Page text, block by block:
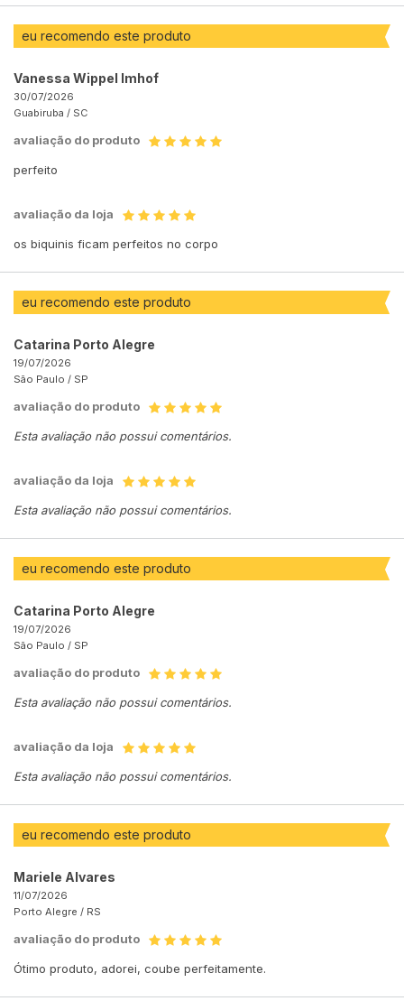
eu recomendo este produto
Vanessa Wippel Imhof
30/07/2026
Guabiruba / SC
avaliação do produto
perfeito
avaliação da loja
os biquinis ficam perfeitos no corpo
eu recomendo este produto
Catarina Porto Alegre
19/07/2026
São Paulo / SP
avaliação do produto
Esta avaliação não possui comentários.
avaliação da loja
Esta avaliação não possui comentários.
eu recomendo este produto
Catarina Porto Alegre
19/07/2026
São Paulo / SP
avaliação do produto
Esta avaliação não possui comentários.
avaliação da loja
Esta avaliação não possui comentários.
eu recomendo este produto
Mariele Alvares
11/07/2026
Porto Alegre / RS
avaliação do produto
Ótimo produto, adorei, coube perfeitamente.